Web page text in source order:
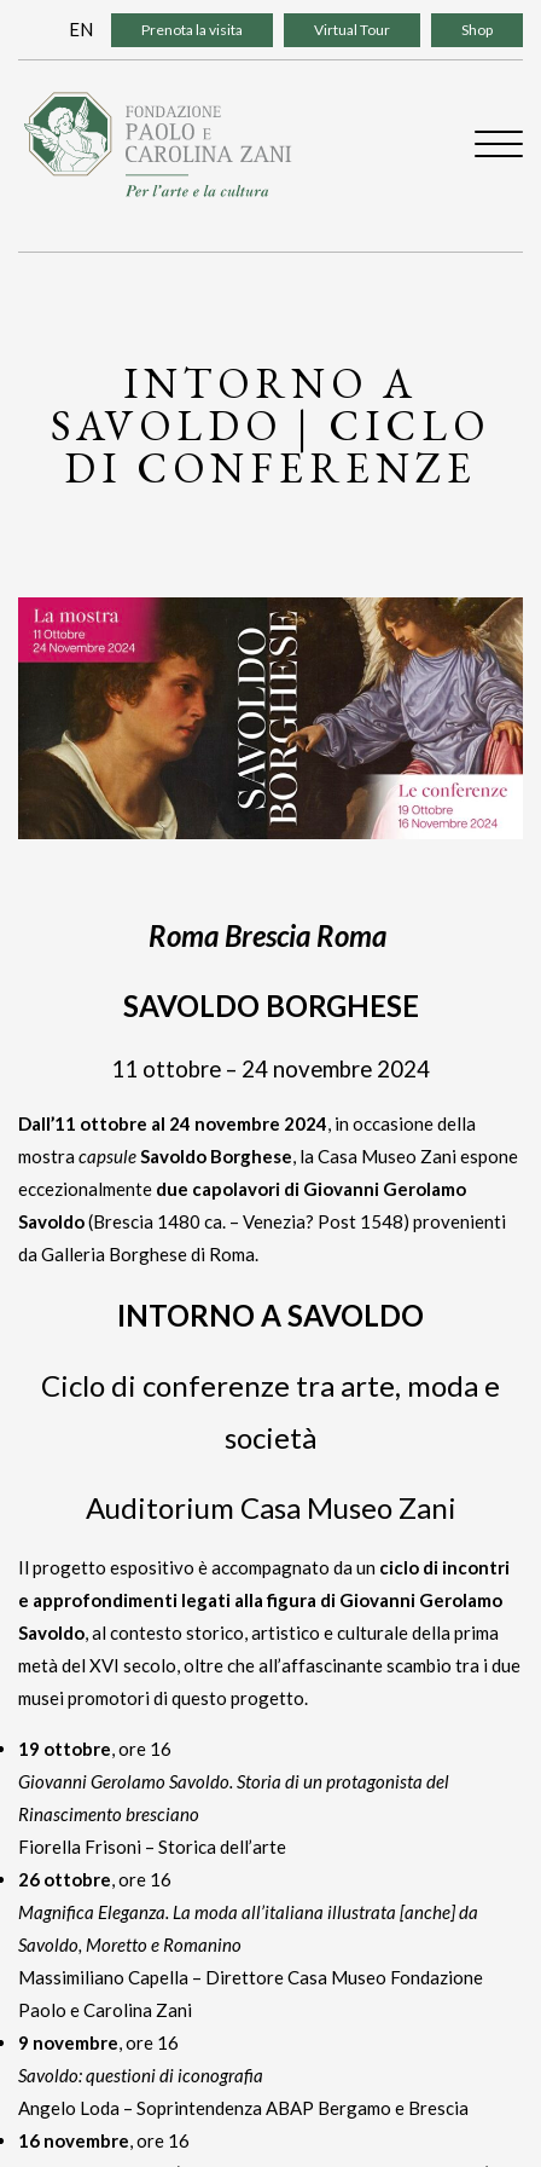
EN Prenota la visita Virtual Tour Shop
INTORNO A
SAVOLDO | CICLO
DI CONFERENZE
Roma Brescia Roma
SAVOLDO BORGHESE
11 ottobre – 24 novembre 2024
Dall’11 ottobre al 24 novembre 2024, in occasione della
mostra capsuleSavoldo Borghese, la Casa Museo Zani espone
eccezionalmente due capolavori di Giovanni Gerolamo
Savoldo(Brescia 1480 ca. – Venezia? Post 1548) provenienti
da Galleria Borghese di Roma.
INTORNO A SAVOLDO
Ciclo di conferenze tra arte, moda e
società
Auditorium Casa Museo Zani
Il progetto espositivo è accompagnato da un ciclo di incontri
e approfondimenti legati alla figura di Giovanni Gerolamo
Savoldo, al contesto storico, artistico e culturale della prima
metà del XVI secolo, oltre che all’affascinante scambio tra i due
musei promotori di questo progetto.
19 ottobre, ore 16
Giovanni Gerolamo Savoldo. Storia di un protagonista del
Rinascimento bresciano
Fiorella Frisoni – Storica dell’arte
26 ottobre, ore 16
Magnifica Eleganza. La moda all’italiana illustrata [anche] da
Savoldo, Moretto e Romanino
Massimiliano Capella – Direttore Casa Museo Fondazione
Paolo e Carolina Zani
9 novembre, ore 16
Savoldo: questioni di iconografia
Angelo Loda – Soprintendenza ABAP Bergamo e Brescia
16 novembre, ore 16